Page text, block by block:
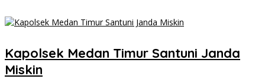
Kapolsek Medan Timur Santuni Janda
Miskin